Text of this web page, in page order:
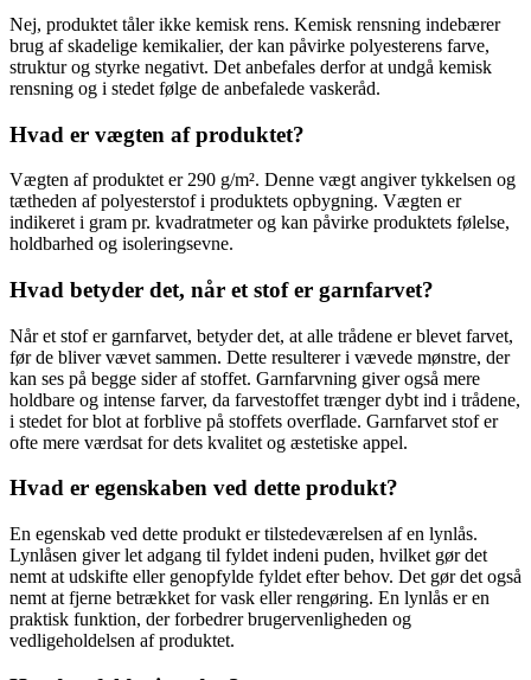
Nej, produktet tåler ikke kemisk rens. Kemisk rensning indebærer
brug af skadelige kemikalier, der kan påvirke polyesterens farve,
struktur og styrke negativt. Det anbefales derfor at undgå kemisk
rensning og i stedet følge de anbefalede vaskeråd.
Hvad er vægten af produktet?
Vægten af produktet er 290 g/m². Denne vægt angiver tykkelsen og
tætheden af polyesterstof i produktets opbygning. Vægten er
indikeret i gram pr. kvadratmeter og kan påvirke produktets følelse,
holdbarhed og isoleringsevne.
Hvad betyder det, når et stof er garnfarvet?
Når et stof er garnfarvet, betyder det, at alle trådene er blevet farvet,
før de bliver vævet sammen. Dette resulterer i vævede mønstre, der
kan ses på begge sider af stoffet. Garnfarvning giver også mere
holdbare og intense farver, da farvestoffet trænger dybt ind i trådene,
i stedet for blot at forblive på stoffets overflade. Garnfarvet stof er
ofte mere værdsat for dets kvalitet og æstetiske appel.
Hvad er egenskaben ved dette produkt?
En egenskab ved dette produkt er tilstedeværelsen af en lynlås.
Lynlåsen giver let adgang til fyldet indeni puden, hvilket gør det
nemt at udskifte eller genopfylde fyldet efter behov. Det gør det også
nemt at fjerne betrækket for vask eller rengøring. En lynlås er en
praktisk funktion, der forbedrer brugervenligheden og
vedligeholdelsen af produktet.